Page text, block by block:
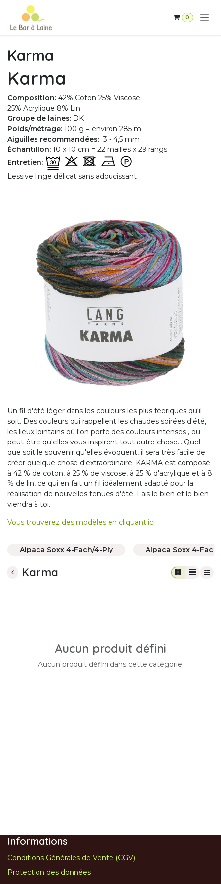
Se rendre au contenu
0
Karma
Karma
Composition: 42% Coton 25% Viscose
25% Acrylique 8% Lin
Groupe de laines: DK
Poids/métrage: 100 g = environ 285 m
Aiguilles recommandées: 3 - 4,5 mm
Échantillon: 10 x 10 cm = 22 mailles x 29 rangs
Entretien:
Lessive linge délicat sans adoucissant
Un fil d'été léger dans les couleurs les plus féeriques qu'il
soit. Des couleurs qui rappellent les chaudes soirées d'été,
les lieux lointains où l'on porte des couleurs intenses , ou
peut-être qu'elles vous inspirent tout autre chose... Quel
que soit le souvenir qu'elles évoquent, il sera très facile de
créer quelque chose d'extraordinaire. KARMA est composé
à 42 % de coton, à 25 % de viscose, à 25 % d'acrylique et à 8
% de lin, ce qui en fait un fil idéalement adapté pour la
réalisation de nouvelles tenues d'été. Fais le bien et le bien
viendra à toi.
Vous trouverez des modèles en cliquant ici
Alpaca Soxx 4-Fach/4-Ply Alpaca Soxx 4-
Karma
Aucun produit défini
Aucun produit défini dans cette catégorie.
Informations
Conditions Générales de Vente (CGV)
Protection des données